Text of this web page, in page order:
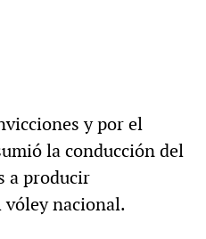
y por el
la conducción del
a producir
nacional.